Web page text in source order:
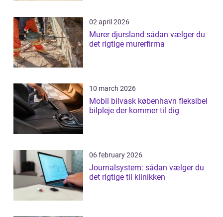
02 april 2026
Murer djursland sådan vælger du
det rigtige murerfirma
10 march 2026
Mobil bilvask københavn fleksibel
bilpleje der kommer til dig
06 february 2026
Journalsystem: sådan vælger du
det rigtige til klinikken